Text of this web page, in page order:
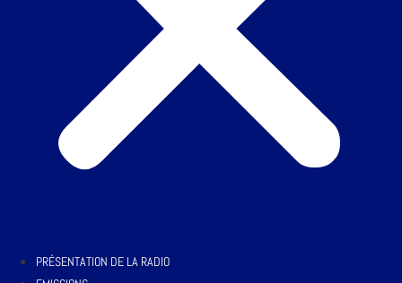
PRÉSENTATION DE LA RADIO